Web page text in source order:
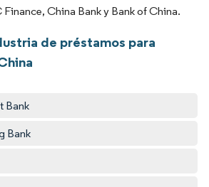
Finance, China Bank y Bank of China.
de préstamos para
Bank
Bank